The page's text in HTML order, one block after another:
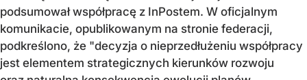
podsumował współpracę z InPostem. W oficjalnym
komunikacie, opublikowanym na stronie federacji,
podkreślono, że "decyzja o nieprzedłużeniu współpracy
jest elementem strategicznych kierunków rozwoju